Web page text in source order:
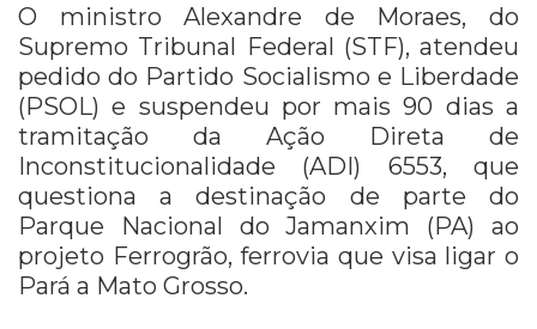
O ministro Alexandre de Moraes, do
Supremo Tribunal Federal (STF), atendeu
pedido do Partido Socialismo e Liberdade
(PSOL) e suspendeu por mais 90 dias a
tramitação da Ação Direta de
Inconstitucionalidade (ADI) 6553, que
questiona a destinação de parte do
Parque Nacional do Jamanxim (PA) ao
projeto Ferrogrão, ferrovia que visa ligar o
Pará a Mato Grosso.